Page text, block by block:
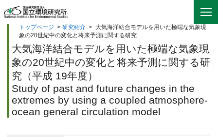
トップページ > 研究紹介 > 大気海洋結合モデルを用いた極端な気象現
象の20世紀中の変化と将来予測に関する研究
大気海洋結合モデルを用いた極端な気象現
象の20世紀中の変化と将来予測に関する研
究（平成 19年度）
Study of past and future changes in the
extremes by using a coupled atmosphere-
ocean general circulation model